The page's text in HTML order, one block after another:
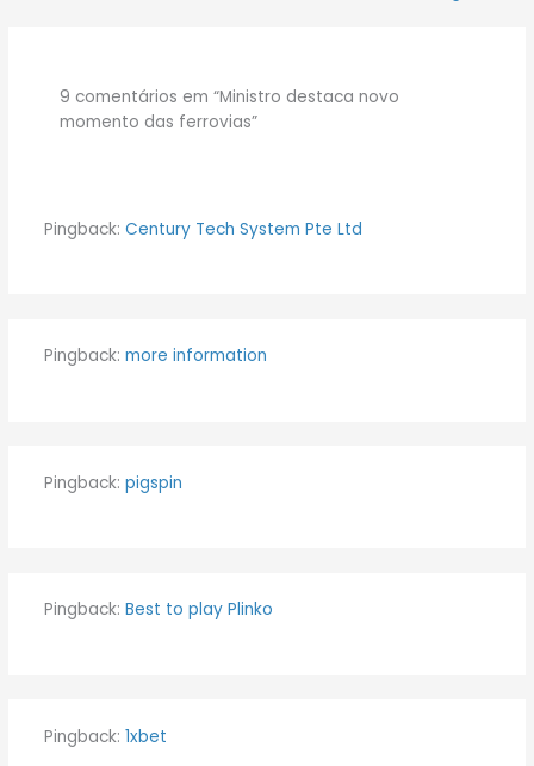
9 comentários em “Ministro destaca novo
momento das ferrovias”
Pingback: Century Tech System Pte Ltd
Pingback: more information
Pingback: pigspin
Pingback: Best to play Plinko
Pingback: 1xbet